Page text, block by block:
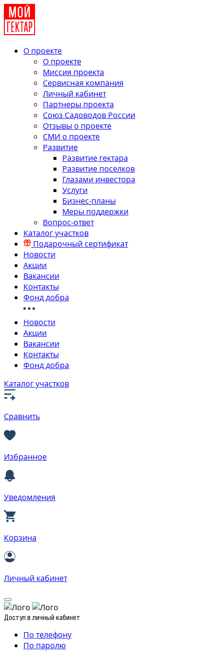
О проекте
О проекте
Миссия проекта
Сервисная компания
Личный кабинет
Партнеры проекта
Союз Садоводов России
Отзывы о проекте
СМИ о проекте
Развитие
Развитие гектара
Развитие поселков
Глазами инвестора
Услуги
Бизнес-планы
Меры поддержки
Вопрос-ответ
Каталог участков
Подарочный сертификат
Новости
Акции
Вакансии
Контакты
Фонд добра
Новости
Акции
Вакансии
Контакты
Фонд добра
Каталог участков
Сравнить
Избранное
Уведомления
Корзина
Личный кабинет
Доступ в личный кабинет
По телефону
По паролю